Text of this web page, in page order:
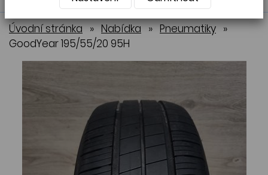
Úvodní stránka » Nabídka » Pneumatiky »
GoodYear 195/55/20 95H